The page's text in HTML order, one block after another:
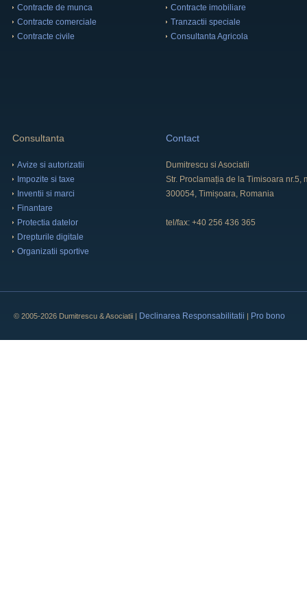
Contracte de munca
Contracte comerciale
Contracte civile
Contracte imobiliare
Tranzactii speciale
Consultanta Agricola
Consultanta
Avize si autorizatii
Impozite si taxe
Inventii si marci
Finantare
Protectia datelor
Drepturile digitale
Organizatii sportive
Contact
Dumitrescu si Asociatii
Str. Proclamația de la Timisoara nr.5,
300054, Timișoara, Romania
tel/fax: +40 256 436 365
© 2005-2026 Dumitrescu & Asociatii | Declinarea Responsabilitatii | Pro bono